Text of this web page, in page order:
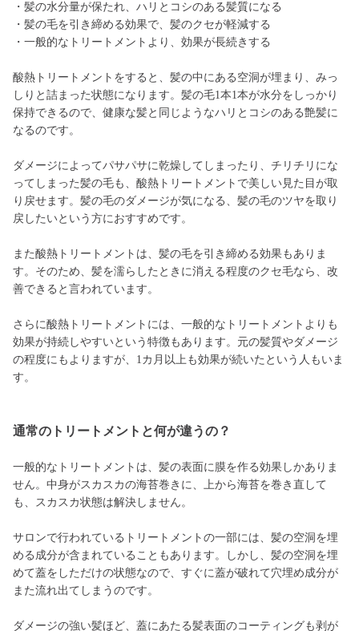
・髪の水分量が保たれ、ハリとコシのある髪質になる
・髪の毛を引き締める効果で、髪のクセが軽減する
・一般的なトリートメントより、効果が長続きする
酸熱トリートメントをすると、髪の中にある空洞が埋まり、みっ
しりと詰まった状態になります。髪の毛1本1本が水分をしっかり
保持できるので、健康な髪と同じようなハリとコシのある艶髪に
なるのです。
ダメージによってパサパサに乾燥してしまったり、チリチリにな
ってしまった髪の毛も、酸熱トリートメントで美しい見た目が取
り戻せます。髪の毛のダメージが気になる、髪の毛のツヤを取り
戻したいという方におすすめです。
また酸熱トリートメントは、髪の毛を引き締める効果もありま
す。そのため、髪を濡らしたときに消える程度のクセ毛なら、改
善できると言われています。
さらに酸熱トリートメントには、一般的なトリートメントよりも
効果が持続しやすいという特徴もあります。元の髪質やダメージ
の程度にもよりますが、1カ月以上も効果が続いたという人もいま
す。
通常のトリートメントと何が違うの？
一般的なトリートメントは、髪の表面に膜を作る効果しかありま
せん。中身がスカスカの海苔巻きに、上から海苔を巻き直して
も、スカスカ状態は解決しません。
サロンで行われているトリートメントの一部には、髪の空洞を埋
める成分が含まれていることもあります。しかし、髪の空洞を埋
めて蓋をしただけの状態なので、すぐに蓋が破れて穴埋め成分が
また流れ出てしまうのです。
ダメージの強い髪ほど、蓋にあたる髪表面のコーティングも剥が